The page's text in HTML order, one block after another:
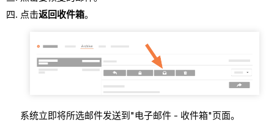
点击返回收件箱。
系统立即将所选邮件发送到"电子邮件 - 收件箱"页面。